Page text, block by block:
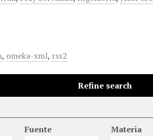
, omeka-xml, rss2
Refine search
Fuente Materia